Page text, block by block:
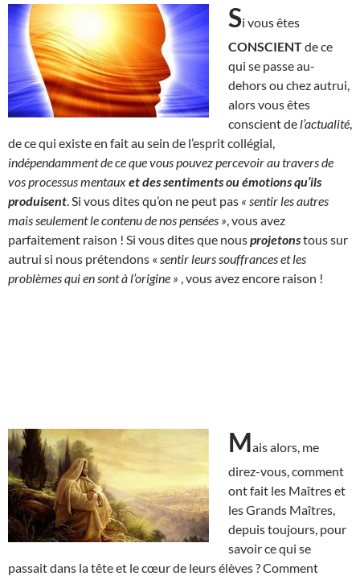
Si vous êtes
CONSCIENTde ce
qui se passe au-
dehors ou chez autrui,
alors vous êtes
conscient de l’actualité
de ce qui existe en fait au sein de l’esprit collégial,
indépendamment de ce que vous pouvez percevoir au travers de
vos processus mentauxet des sentiments ou émotions qu’ils
produisent . Si vous dites qu’on ne peut pas « sentir les autres
mais seulement le contenu de nos pensées » , vous avez
parfaitement raison ! Si vous dites que nousprojetonstous sur
autrui si nous prétendons « sentir leurs souffrances et les
problèmes qui en sont à l’origine » , vous avez encore raison !
Mais alors, me
direz-vous, comment
ont fait les Maîtres et
les Grands Maîtres,
depuis toujours, pour
savoir ce qui se
passait dans la tête et le cœur de leurs élèves ? Comment